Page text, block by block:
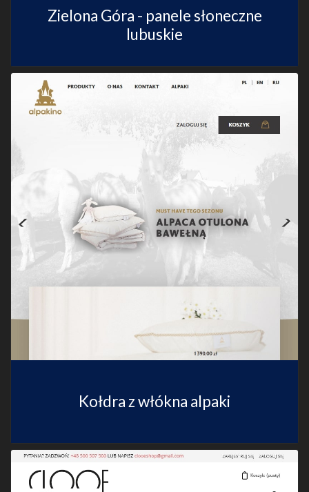
Zielona Góra - panele słoneczne
lubuskie
Kołdra z włókna alpaki